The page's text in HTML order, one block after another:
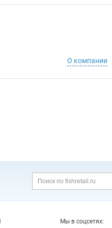
О компании
Мы в соцсетях: